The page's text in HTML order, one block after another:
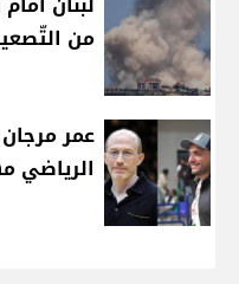
من
عمر
الرياضي